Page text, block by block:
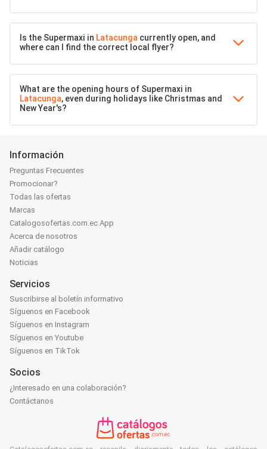
Is the Supermaxi in Latacunga currently open, and
where can I find the correct local flyer?
What are the opening hours of Supermaxi in
Latacunga, even during holidays like Christmas and
New Year's?
Información
Preguntas Frecuentes
Promocionar?
Todas las ofertas
Marcas
Catalogosofertas.com.ec App
Acerca de nosotros
Añadir catálogo
Noticias
Servicios
Suscribirse al boletín informativo
Síguenos en Facebook
Síguenos en Instagram
Síguenos en Youtube
Síguenos en TikTok
Socios
¿Interesado en una colaboración?
Contáctanos